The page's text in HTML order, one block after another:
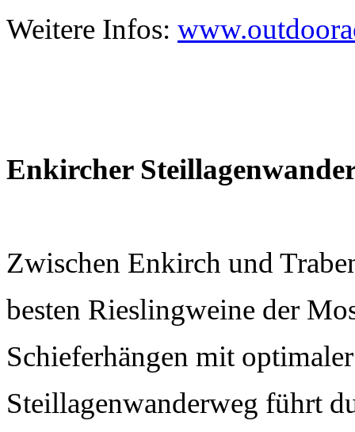
Weitere Infos:
Enkircher
Zwischen Enkirch und
besten Rieslingweine der
Schieferhängen mit
Steillagenwanderweg führt